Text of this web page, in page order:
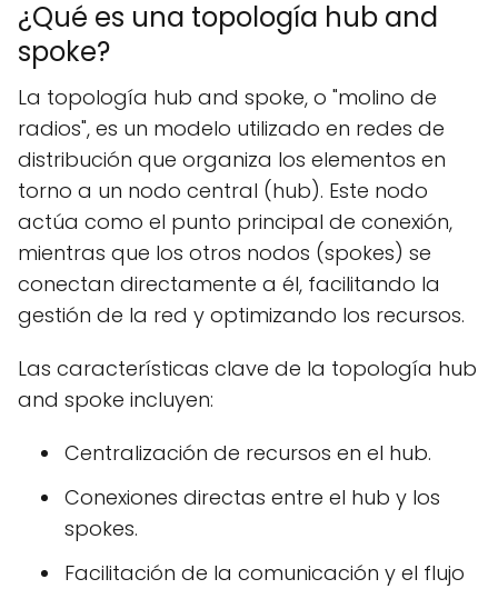
¿Qué es una topología hub and
spoke?
La topología hub and spoke, o "molino de
radios", es un modelo utilizado en redes de
distribución que organiza los elementos en
torno a un nodo central (hub). Este nodo
actúa como el punto principal de conexión,
mientras que los otros nodos (spokes) se
conectan directamente a él, facilitando la
gestión de la red y optimizando los recursos.
Las características clave de la topología hub
and spoke incluyen:
Centralización de recursos en el hub.
Conexiones directas entre el hub y los
spokes.
Facilitación de la comunicación y el flujo